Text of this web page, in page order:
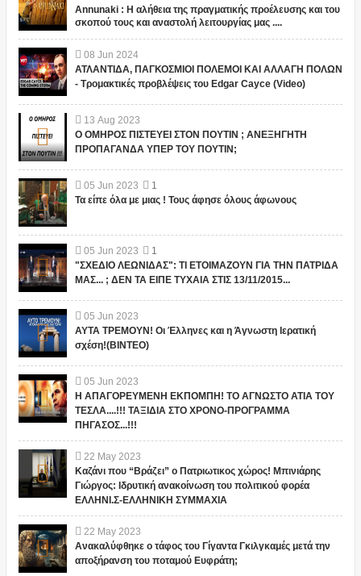
Annunaki : Η αλήθεια της πραγματικής προέλευσης και του
σκοπού τους και αναστολή λειτουργίας μας ....
08 Jun 2024
ΑΤΛΑΝΤΙΔΑ, ΠΑΓΚΟΣΜΙΟΙ ΠΟΛΕΜΟΙ ΚΑΙ ΑΛΛΑΓΗ ΠΟΛΩΝ
- Τρομακτικές προβλέψεις του Edgar Cayce (Video)
13 Aug 2023
Ο ΟΜΗΡΟΣ ΠΙΣΤΕΥΕΙ ΣΤΟΝ ΠΟΥΤΙΝ ; ΑΝΕΞΗΓΗΤΗ
ΠΡΟΠΑΓΑΝΔΑ ΥΠΕΡ ΤΟΥ ΠΟΥΤΙΝ;
05 Jun 2023
1
Τα είπε όλα με μιας ! Τους άφησε όλους άφωνους
05 Jun 2023
1
"ΣΧΕΔΙΟ ΛΕΩΝΙΔΑΣ": ΤΙ ΕΤΟΙΜΑΖΟΥΝ ΓΙΑ ΤΗΝ ΠΑΤΡΙΔΑ
ΜΑΣ... ; ΔΕΝ ΤΑ ΕΙΠΕ ΤΥΧΑΙΑ ΣΤΙΣ 13/11/2015...
05 Jun 2023
ΑΥΤΑ ΤΡΕΜΟΥΝ! Οι Έλληνες και η Άγνωστη Ιερατική
σχέση!(ΒΙΝΤΕΟ)
05 Jun 2023
Η ΑΠΑΓΟΡΕΥΜΕΝΗ ΕΚΠΟΜΠΗ! ΤΟ ΑΓΝΩΣΤΟ ΑΤΙΑ ΤΟΥ
ΤΕΣΛΑ....!!! ΤΑΞΙΔΙΑ ΣΤΟ ΧΡΟΝΟ-ΠΡΟΓΡΑΜΜΑ
ΠΗΓΑΣΟΣ...!!!
22 May 2023
Καζάνι που “Βράζει” ο Πατριωτικος χώρος! Μπινιάρης
Γιώργος: Ιδρυτική ανακοίνωση του πολιτικού φορέα
ΕΛΛΗΝΙ.Σ-ΕΛΛΗΝΙΚΗ ΣΥΜΜΑΧΙΑ
22 May 2023
Ανακαλύφθηκε ο τάφος του Γίγαντα Γκιλγκαμές μετά την
αποξήρανση του ποταμού Ευφράτη;